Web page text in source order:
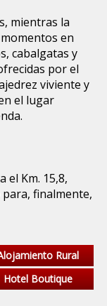
mientras la
en
cabalgatas y
por el
viviente y
el lugar
el Km. 15,8,
finalmente,
Rural
Hotel Boutique